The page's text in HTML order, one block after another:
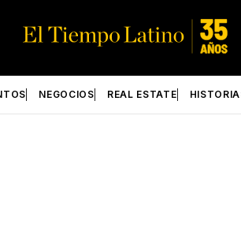
NEGOCIOS REAL ESTATE